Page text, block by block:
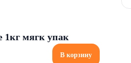
1кг мягк упак
В корзину